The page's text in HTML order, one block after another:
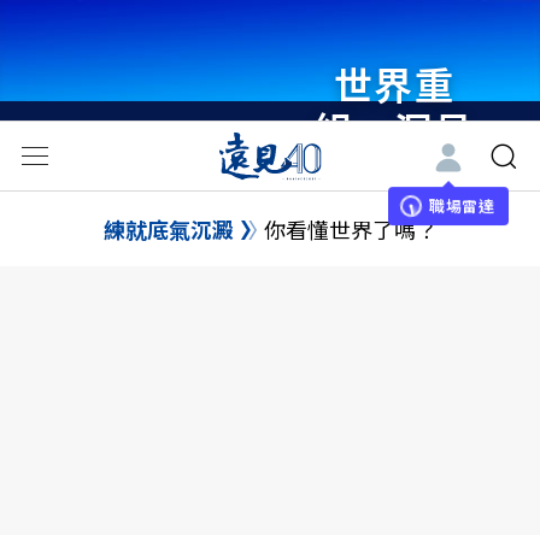
世界重
組・洞見
未來 與
世界領袖
職場雷達
練就底氣沉澱 你看懂世界了嗎？